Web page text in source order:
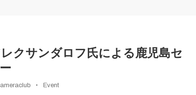
クサンダロフ氏による鹿児島セ
Event